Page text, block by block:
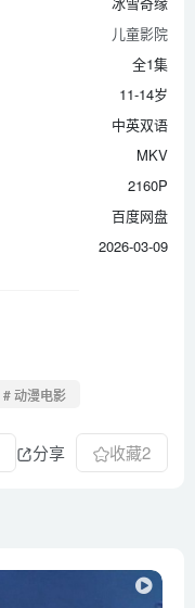
儿童影院
全1集
11-14岁
中英双语
MKV
2160P
百度网盘
2026-03-09
# 动漫电影
分享 收藏2